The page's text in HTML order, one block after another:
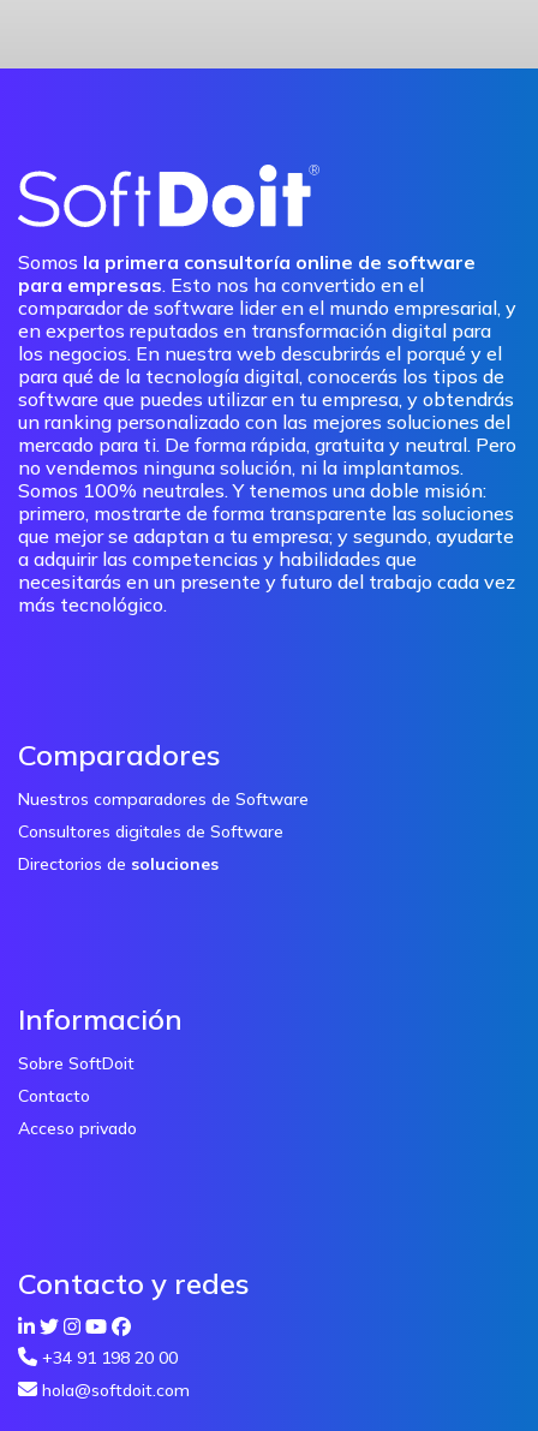
Somos la primera consultoría online de software
para empresas. Esto nos ha convertido en el
comparador de software lider en el mundo empresarial, y
en expertos reputados en transformación digital para
los negocios. En nuestra web descubrirás el porqué y el
para qué de la tecnología digital, conocerás los tipos de
software que puedes utilizar en tu empresa, y obtendrás
un ranking personalizado con las mejores soluciones del
mercado para ti. De forma rápida, gratuita y neutral. Pero
no vendemos ninguna solución, ni la implantamos.
Somos 100% neutrales. Y tenemos una doble misión:
primero, mostrarte de forma transparente las soluciones
que mejor se adaptan a tu empresa; y segundo, ayudarte
a adquirir las competencias y habilidades que
necesitarás en un presente y futuro del trabajo cada vez
más tecnológico.
Comparadores
Nuestros comparadores de Software
Consultores digitales de Software
Directorios de soluciones
Información
Sobre SoftDoit
Contacto
Acceso privado
Contacto y redes
+34 91 198 20 00
hola@softdoit.com